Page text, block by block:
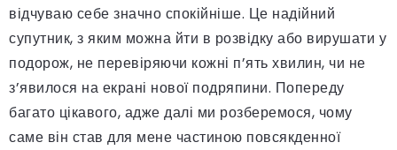
відчуваю себе значно спокійніше. Це надійний
супутник, з яким можна йти в розвідку або вирушати у
подорож, не перевіряючи кожні п’ять хвилин, чи не
з’явилося на екрані нової подряпини. Попереду
багато цікавого, адже далі ми розберемося, чому
саме він став для мене частиною повсякденної